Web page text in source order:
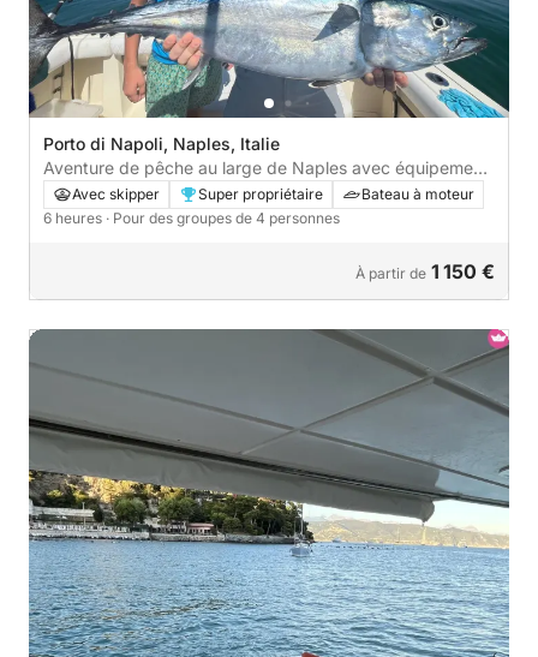
Porto di Napoli, Naples, Italie
Aventure de pêche au large de Naples avec équipement
et équipage professionnels
Avec skipper Super propriétaire
Bateau à moteur
6 heures · Pour des groupes de 4 personnes
À partir de 1 150 €